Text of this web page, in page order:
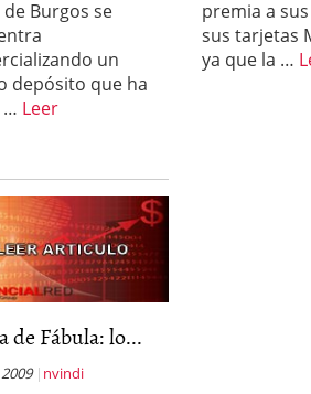
2026
de Burgos se
un
depósito que ha
… Leer
premia a
sus tarjetas
ya que la …
de Fábula: lo...
nvindi